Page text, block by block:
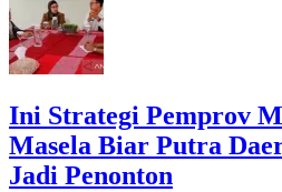
Ini Strategi Pemprov
Masela Biar Putra
Jadi Penonton